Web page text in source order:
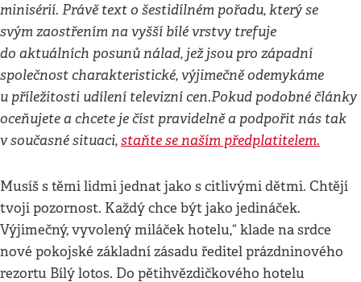
minisérií. Právě text o šestidílném pořadu, který se
svým zaostřením na vyšší bílé vrstvy trefuje
do aktuálních posunů nálad, jež jsou pro západní
společnost charakteristické, výjimečně odemykáme
u příležitosti udílení televizní cen.Pokud podobné články
oceňujete a chcete je číst pravidelně a podpořit nás tak
v současné situaci,staňte se naším předplatitelem.
Musíš s těmi lidmi jednat jako s citlivými dětmi. Chtějí
tvoji pozornost. Každý chce být jako jedináček.
Výjimečný, vyvolený miláček hotelu,“ klade na srdce
nové pokojské základní zásadu ředitel prázdninového
rezortu Bílý lotos. Do pětihvězdičkového hotelu